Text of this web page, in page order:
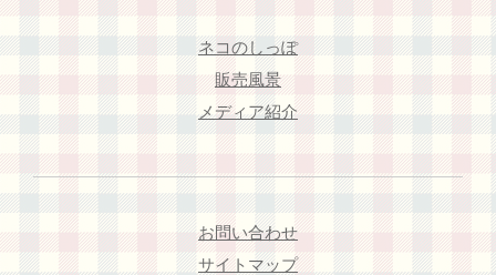
ネコのしっぽ
販売風景
メディア紹介
お問い合わせ
サイトマップ